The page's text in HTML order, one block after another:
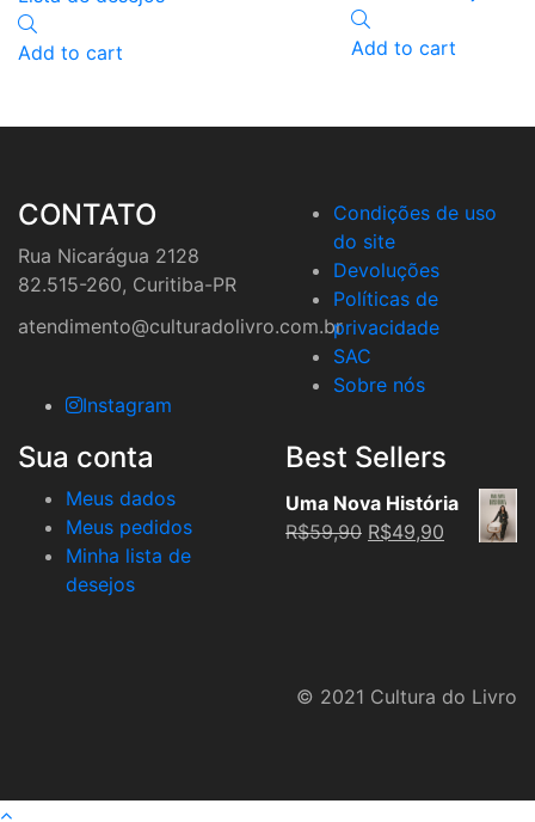
Add to cart Add to cart
CONTATO
Rua Nicarágua 2128
82.515-260, Curitiba-PR
atendimento@culturadolivro.com.br
Instagram
Condições de uso
do site
Devoluções
Políticas de
privacidade
SAC
Sobre nós
Sua conta
Meus dados
Meus pedidos
Minha lista de
desejos
Best Sellers
Uma Nova História
R$59,90 Original
R$49,90 Current
© 2021 Cultura do Livro